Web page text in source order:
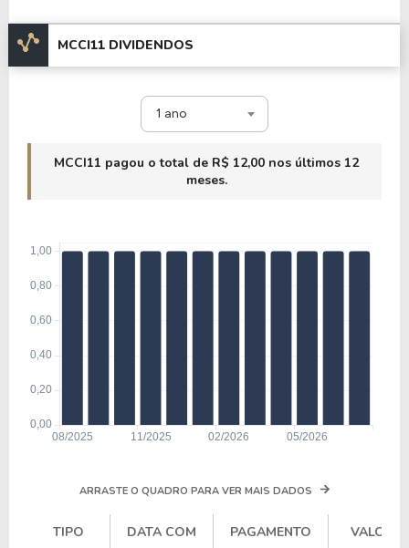
MCCI11 DIVIDENDOS
1 ano
MCCI11 pagou o total de R$ 12,00 nos últimos 12
meses.
ARRASTE O QUADRO PARA VER MAIS DADOS
TIPO DATA COM PAGAMENTO
VALOR